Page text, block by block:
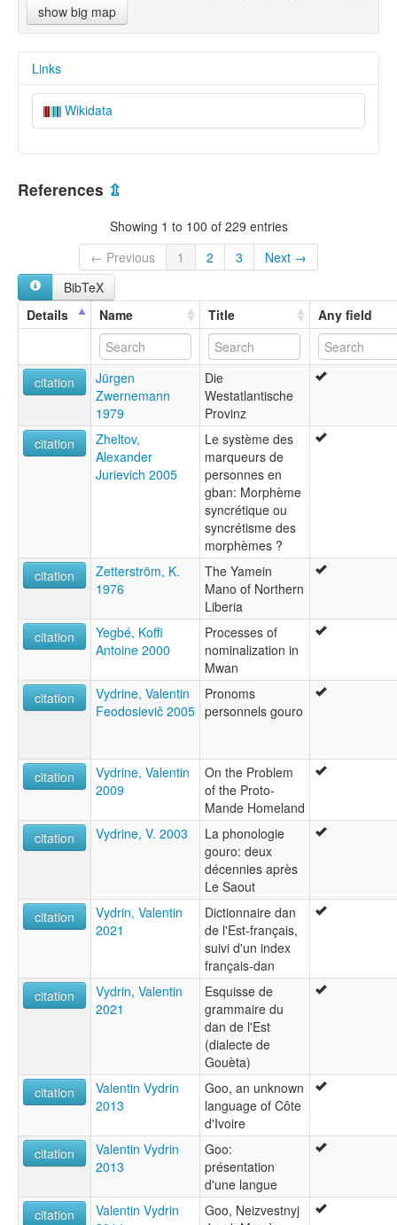
show big map
Links
Wikidata
References ⇫
Showing 1 to 100 of 229 entries
← Previous
1 2 3
Next →
BibTeX
Details
Name Title Any field
citation
Jürgen
Zwernemann
1979
Die
Westatlantische
Provinz
citation
Zheltov,
Alexander
Jurievich 2005
Le système des
marqueurs de
personnes en
gban: Morphème
syncrétique ou
syncrétisme des
morphèmes ?
citation
Zetterström, K.
1976
The Yamein
Mano of Northern
Liberia
citation
Yegbé, Koffi
Antoine 2000
Processes of
nominalization in
Mwan
citation
Vydrine, Valentin
Feodosievič 2005
Pronoms
personnels gouro
citation
Vydrine, Valentin
2009
On the Problem
of the Proto-
Mande Homeland
citation
Vydrine, V. 2003
La phonologie
gouro: deux
décennies après
Le Saout
citation
Vydrin, Valentin
2021
Dictionnaire dan
de l'Est-français,
suivi d'un index
français-dan
citation
Vydrin, Valentin
2021
Esquisse de
grammaire du
dan de l'Est
(dialecte de
Gouèta)
citation
Valentin Vydrin
2013
Goo, an unknown
language of Côte
d'Ivoire
citation
Valentin Vydrin
2013
Goo:
présentation
d'une langue
citation
Valentin Vydrin
Goo, Neizvestnyj